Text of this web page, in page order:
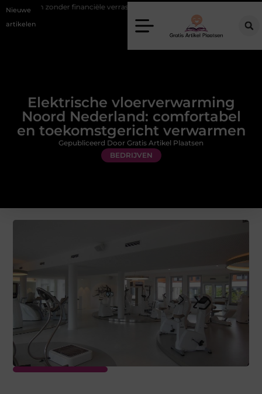
Nieuwe
artikelen
financiële verrassingen
Elektrische vloerverwarming
Noord Nederland: comfortabel
en toekomstgericht verwarmen
BEDRIJVEN
Gepubliceerd Door Gratis Artikel Plaatsen